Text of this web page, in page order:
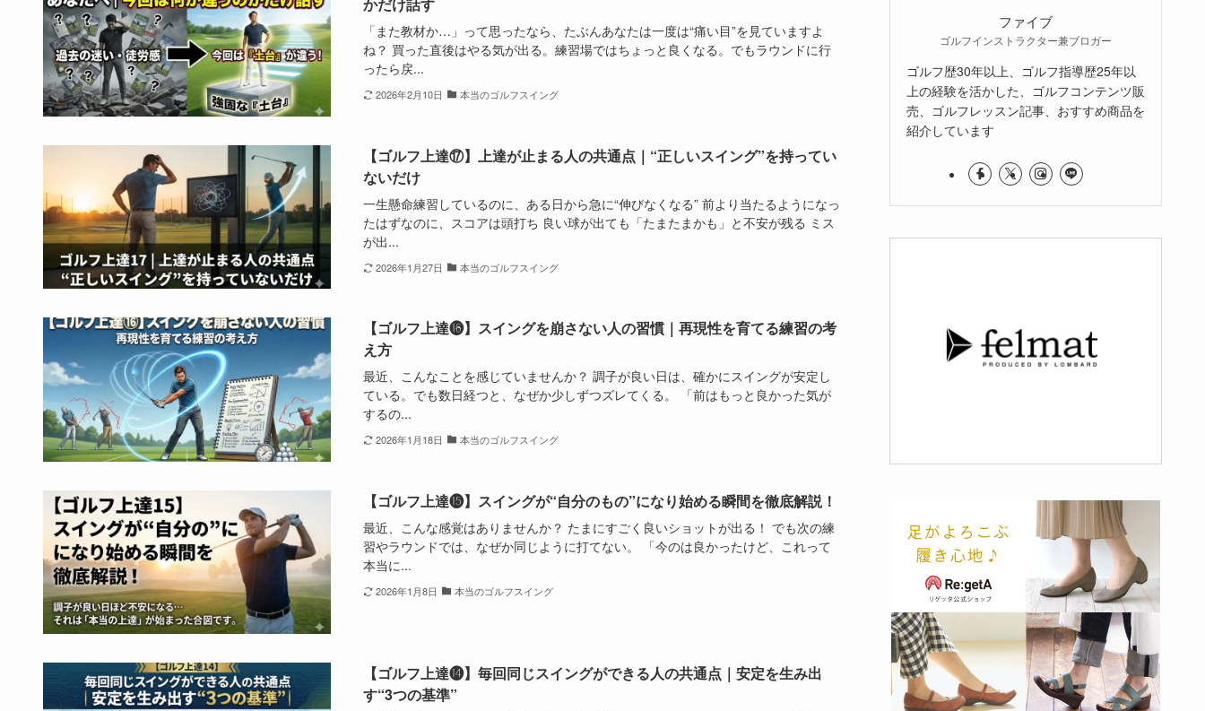
「また教材か…」って思ったなら、たぶんあなたは一度は“痛い目”を見ていますよ
ね？ 買った直後はやる気が出る。練習場ではちょっと良くなる。でもラウンドに行
ったら戻...
2026年2月10日 本当のゴルフスイング
【ゴルフ上達⑰】上達が止まる人の共通点｜“正しいスイング”を持ってい
ないだけ
一生懸命練習しているのに、ある日から急に“伸びなくなる” 前より当たるようになっ
たはずなのに、スコアは頭打ち 良い球が出ても「たまたまかも」と不安が残る ミス
が出...
2026年1月27日 本当のゴルフスイング
【ゴルフ上達⓰】スイングを崩さない人の習慣｜再現性を育てる練習の考
え方
最近、こんなことを感じていませんか？ 調子が良い日は、確かにスイングが安定し
ている。でも数日経つと、なぜか少しずつズレてくる。 「前はもっと良かった気が
するの...
2026年1月18日 本当のゴルフスイング
【ゴルフ上達⓯】スイングが“自分のもの”になり始める瞬間を徹底解説！
最近、こんな感覚はありませんか？ たまにすごく良いショットが出る！ でも次の練
習やラウンドでは、なぜか同じように打てない。 「今のは良かったけど、これって
本当に...
2026年1月8日 本当のゴルフスイング
【ゴルフ上達⓮】毎回同じスイングができる人の共通点｜安定を生み出
す“3つの基準”
ファイブ
ゴルフインストラクター兼ブロガー
ゴルフ歴30年以上、ゴルフ指導歴25年以
上の経験を活かした、ゴルフコンテンツ販
売、ゴルフレッスン記事、おすすめ商品を
紹介しています